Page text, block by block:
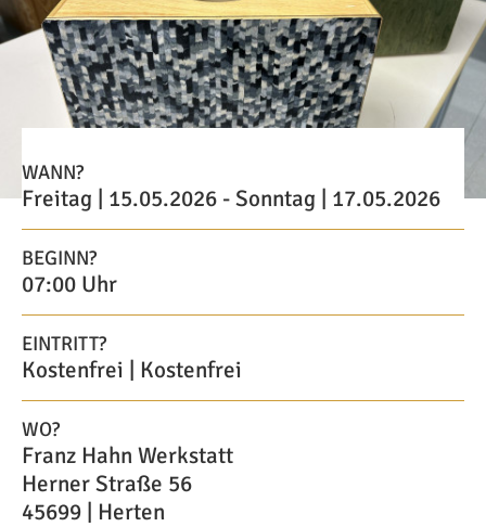
WANN?
Freitag | 15.05.2026 - Sonntag | 17.05.2026
BEGINN?
07:00 Uhr
EINTRITT?
Kostenfrei | Kostenfrei
WO?
Franz Hahn Werkstatt
Herner Straße 56
45699 | Herten